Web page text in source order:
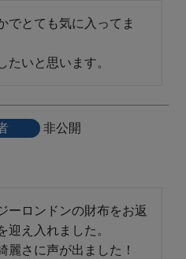
でとても気に入ってま
たいと思います。
非公開
ーロンドンの財布をお返
迎え入れました。
麗さに声が出ました！